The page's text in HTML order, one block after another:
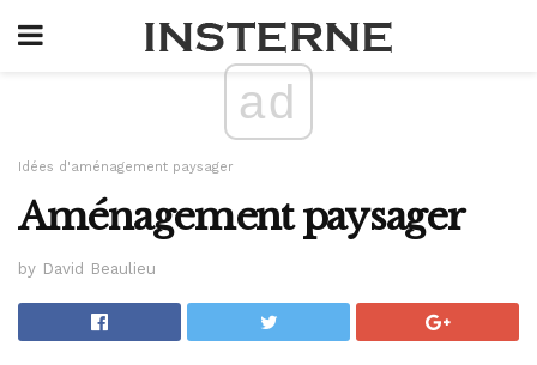
ad
Idées d'aménagement paysager
Aménagement paysager
by David Beaulieu